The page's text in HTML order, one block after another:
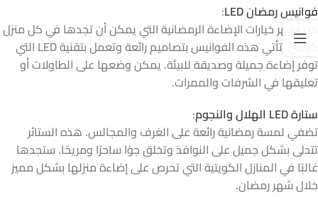
فوانيس رمضان LED
:
من أشهر خيارات الإضاءة الرمضانية التي يمكن أن تجدها في كل منزل
كويتي. تأتي هذه الفوانيس بتصاميم رائعة وتعمل بتقنية LED التي
توفر إضاءة جميلة وصديقة للبيئة. يمكن وضعها على الطاولات أو
تعليقها في الشرفات والممرات.
ستارة LED الهلال والنجوم
:
تضفي لمسة رمضانية رائعة على الغرف والمجالس. هذه الستائر
تتدلى بشكل جميل على النوافذ وتخلق جوًا ساحرًا ومريحًا. ستجدها
غالبًا في المنازل الكويتية التي تحرص على إضاءة منزلها بشكل مميز
خلال شهر رمضان.